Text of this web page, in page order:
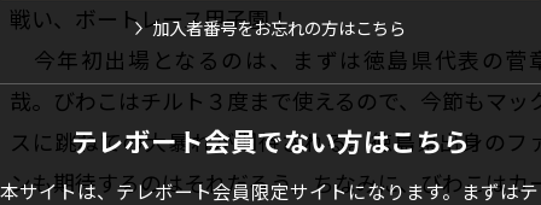
加入者番号をお忘れの方はこちら
テレボート会員でない方はこちら
本サイトは、テレボート会員限定サイトになります。まずはテ
戦い、ボートレース甲子園！
今年初出場となるのは、まずは徳島県代表の菅
哉。びわこはチルト３度まで使えるので、今節もマッ
スに跳ねての大暴れが期待される。徳島県出身のフ
ンも期待するのはそれだろう。ちなみに、びわこはカ